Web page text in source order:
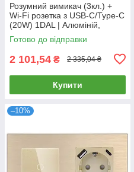
Розумний вимикач (3кл.) +
Wi-Fi розетка з USB-C/Type-C
(20W) 1DAL | Алюміній,
Золото (A157-GSW3G.WF-
STUTC.WF.GD)
Готово до відправки
2 101,54 ₴ 2 335,04 ₴
Купити
–10%